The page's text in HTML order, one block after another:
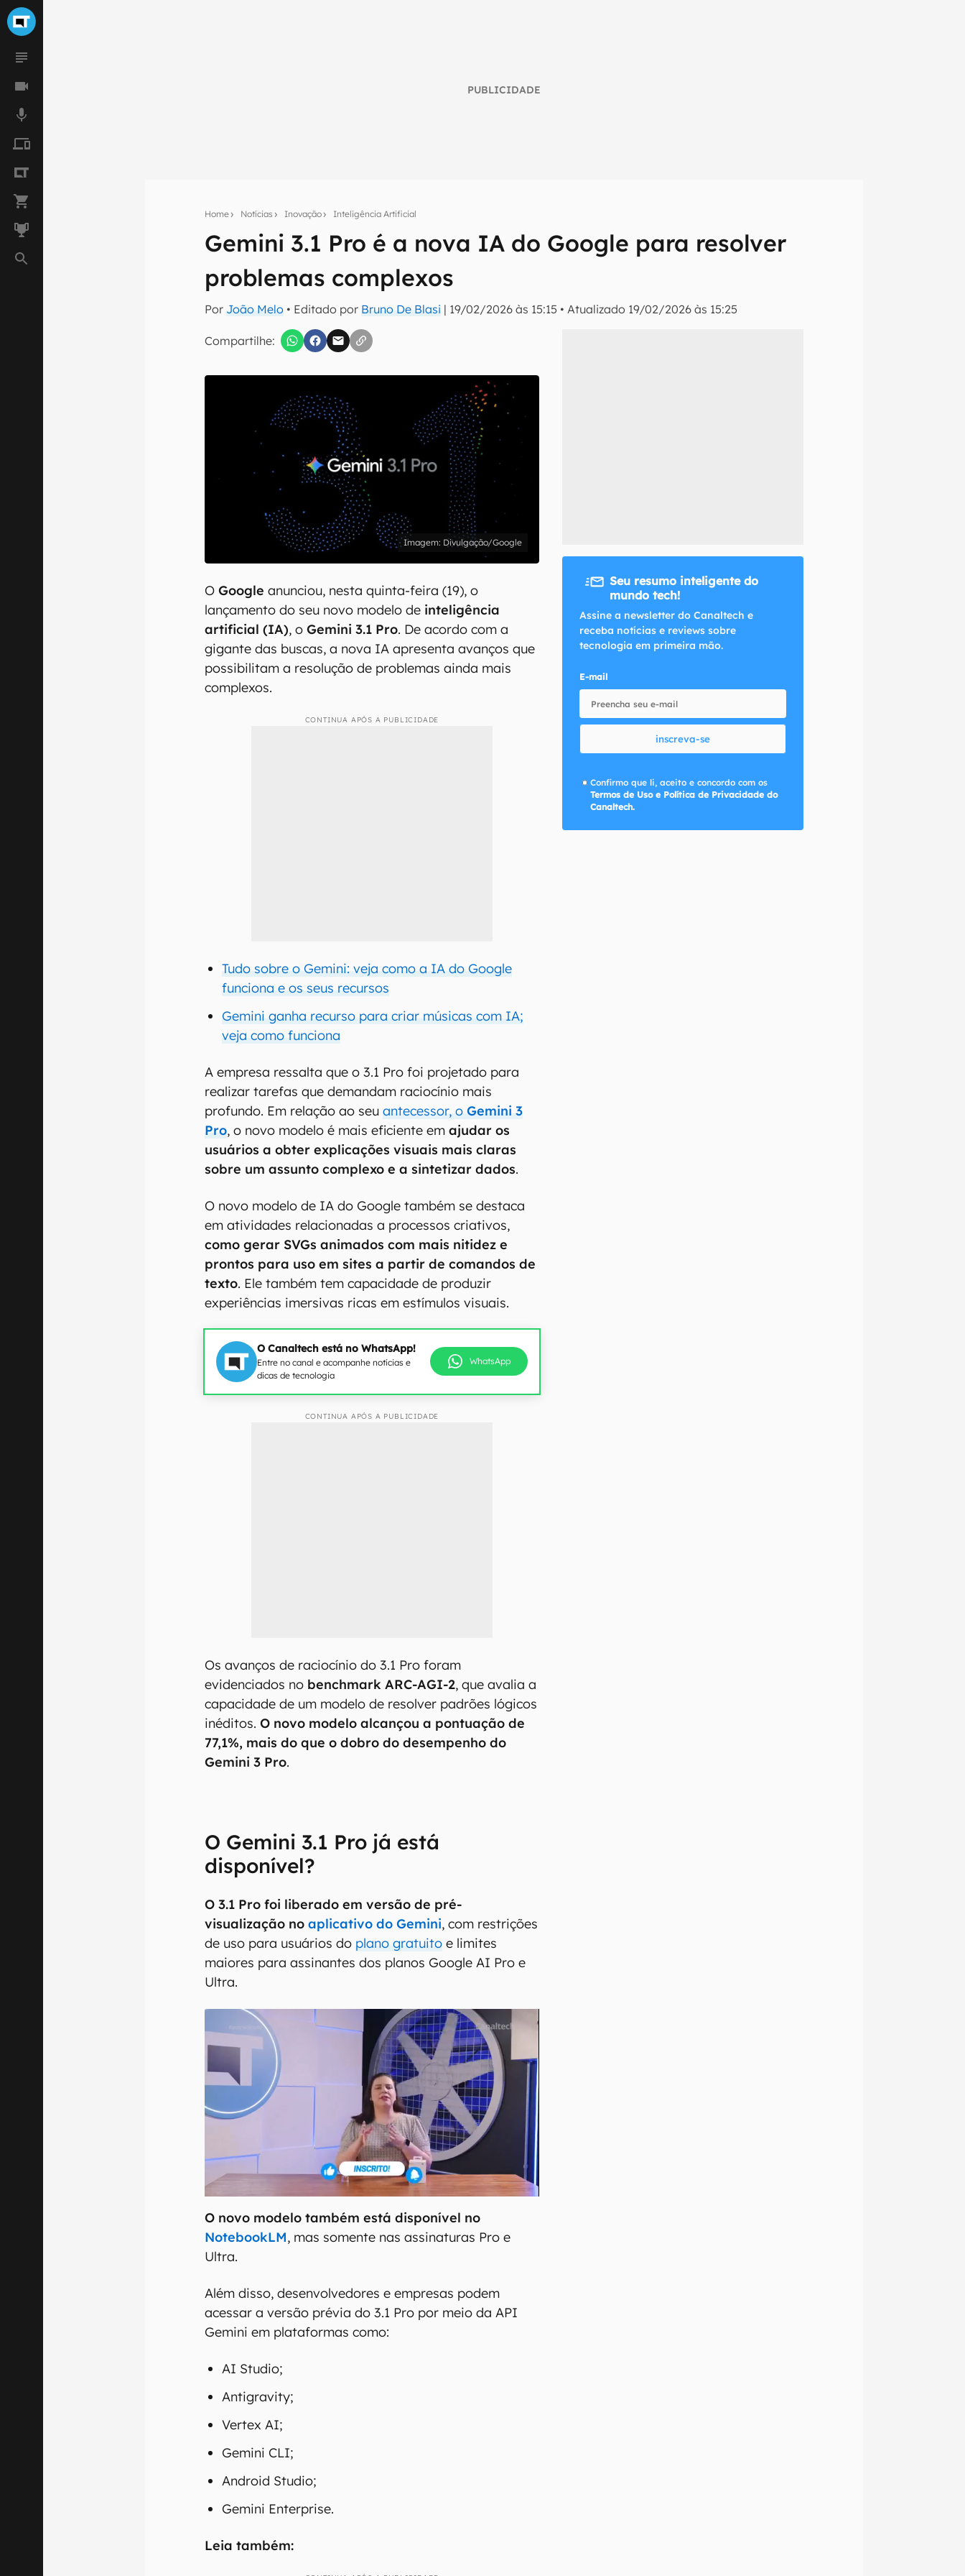
PUBLICIDADE
Home Notícias Inovação Inteligência Artificial
Gemini 3.1 Pro é a nova IA do Google para resolver
problemas complexos
Por João Melo • Editado por Bruno De Blasi | 19/02/2026 às 15:15 •Atualizado 19/02/2026 às 15:25
Compartilhe:
Seu resumo inteligente do mundo tech!
Assine a newsletter do Canaltech e receba notícias e reviews sobre tecnologia em primeira
mão.
inscreva-se
Confirmo que li, aceito e concordo com os Termos de Uso e Política de Privacidade do Canaltech.
Divulgação/Google
OGoogle anunciou, nesta quinta-feira (19), o
lançamento do seu novo modelo de inteligência
artificial (IA), oGemini 3.1 Pro. De acordo com a
gigante das buscas, a nova IA apresenta avanços que
possibilitam a resolução de problemas ainda mais
complexos.
CONTINUA APÓS A PUBLICIDADE
Tudo sobre o Gemini: veja como a IA do Google
funciona e os seus recursos
Gemini ganha recurso para criar músicas com IA;
veja como funciona
A empresa ressalta que o 3.1 Pro foi projetado para
realizar tarefas que demandam raciocínio mais
profundo. Em relação ao seuantecessor, oGemini 3
Pro, o novo modelo é mais eficiente emajudar os
usuários a obter explicações visuais mais claras
sobre um assunto complexo e a sintetizar dados.
O novo modelo de IA do Google também se destaca
em atividades relacionadas a processos criativos,
como gerar SVGs animados com mais nitidez e
prontos para uso em sites a partir de comandos de
texto. Ele também tem capacidade de produzir
experiências imersivas ricas em estímulos visuais.
O Canaltech está no WhatsApp!
Entre no canal e acompanhe notícias e
dicas de tecnologia
WhatsApp
CONTINUA APÓS A PUBLICIDADE
Os avanços de raciocínio do 3.1 Pro foram
evidenciados no benchmark ARC-AGI-2, que avalia a
capacidade de um modelo de resolver padrões lógicos
inéditos.O novo modelo alcançou a pontuação de
77,1%, mais do que o dobro do desempenho do
Gemini 3 Pro.
O Gemini 3.1 Pro já está
disponível?
O 3.1 Pro foi liberado em versão de pré-
visualização noaplicativo do Gemini, com restrições
de uso para usuários do plano gratuito e limites
maiores para assinantes dos planos Google AI Pro e
Ultra.
O novo modelo também está disponível no
NotebookLM, mas somente nas assinaturas Pro e
Ultra.
Além disso, desenvolvedores e empresas podem
acessar a versão prévia do 3.1 Pro por meio da API
Gemini em plataformas como:
AI Studio;
Antigravity;
Vertex AI;
Gemini CLI;
Android Studio;
Gemini Enterprise.
Leia também:
Seu resumo inteligente do
mundo tech!
Assine a newsletter do Canaltech e
receba notícias e reviews sobre
tecnologia em primeira mão.
E-mail
inscreva-se
Confirmo que li, aceito e concordo com os
Termos de Uso e Política de Privacidade do
Canaltech.